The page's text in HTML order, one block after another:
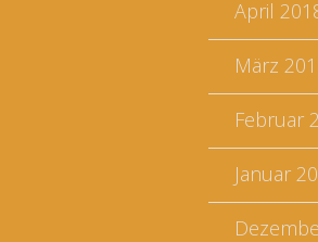
April
März
Februar
Januar